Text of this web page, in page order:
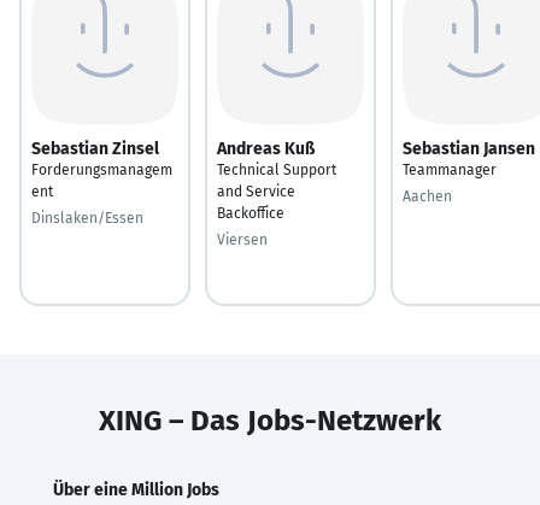
Sebastian Zinsel
Forderungsmanagem
ent
Dinslaken/Essen
Andreas Kuß
Technical Support
and Service
Backoffice
Viersen
Sebastian Jansen
Teammanager
Aachen
XING – Das Jobs-Netzwerk
Über eine Million Jobs